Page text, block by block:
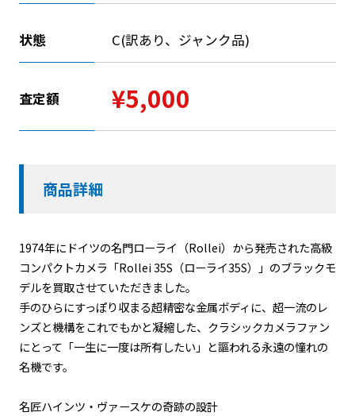
状態 C(訳あり、ジャンク品)
査定額 ¥5,000
商品詳細
1974年にドイツの名門ローライ（Rollei）から発売された高級
コンパクトカメラ「Rollei 35S（ローライ35S）」のブラックモ
デルを買取させていただきました。
手のひらにすっぽり収まる超精密な金属ボディに、超一流のレ
ンズと機構をこれでもかと凝縮した、クラシックカメラファン
にとって「一生に一度は所有したい」と謳われる永遠の憧れの
名機です。
名匠ハインツ・ヴァースケの奇跡の設計